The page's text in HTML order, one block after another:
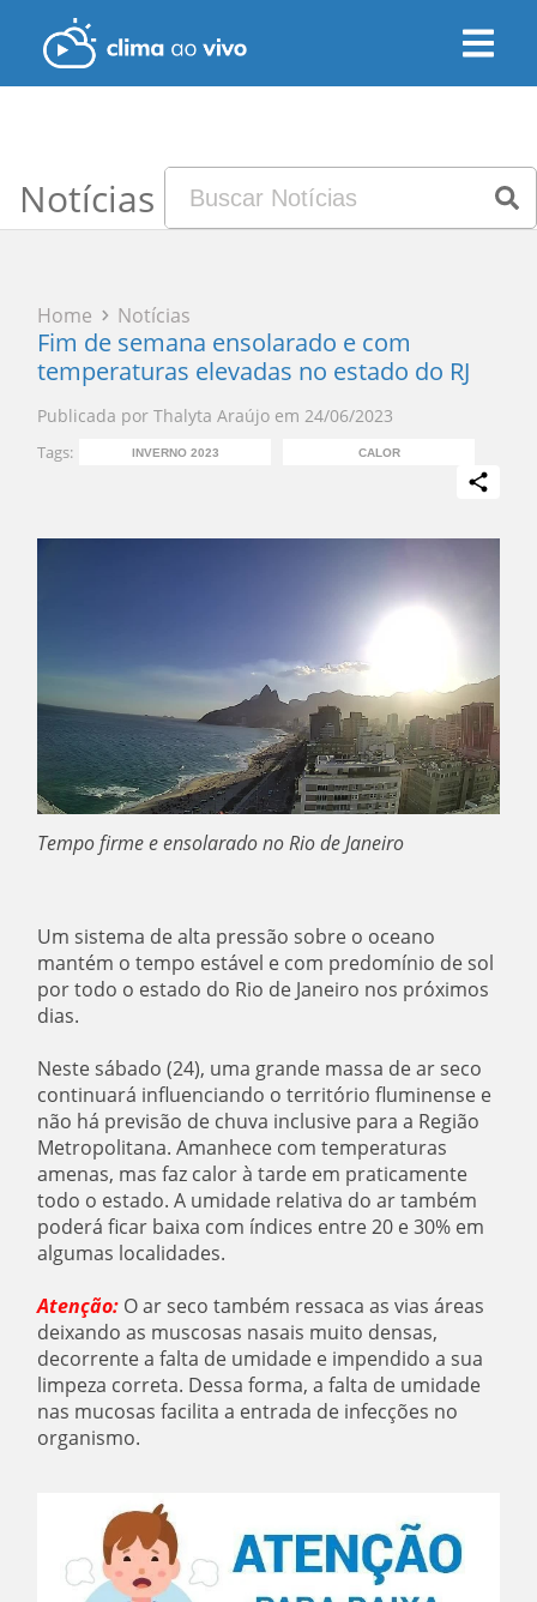
Notícias
Home Notícias
Fim de semana ensolarado e com
temperaturas elevadas no estado do RJ
Publicada por Thalyta Araújo em 24/06/2023
Tags: INVERNO 2023 CALOR
Tempo firme e ensolarado no Rio de Janeiro
Um sistema de alta pressão sobre o oceano
mantém o tempo estável e com predomínio de sol
por todo o estado do Rio de Janeiro nos próximos
dias.
Neste sábado (24), uma grande massa de ar seco
continuará influenciando o território fluminense e
não há previsão de chuva inclusive para a Região
Metropolitana. Amanhece com temperaturas
amenas, mas faz calor à tarde em praticamente
todo o estado.A umidade relativa do ar também
poderá ficar baixa com índices entre 20 e 30% em
algumas localidades.
Atenção: O ar seco também ressaca as vias áreas
deixando as muscosas nasais muito densas,
decorrente a falta de umidade e impendido a sua
limpeza correta. Dessa forma, a falta de umidade
nas mucosas facilita a entrada de infecções no
organismo.